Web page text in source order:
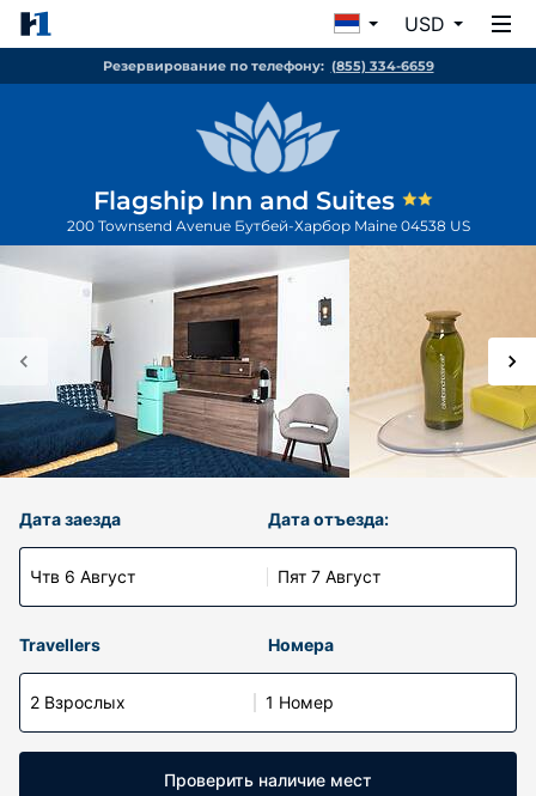
USD
Резервирование по телефону: (855) 334-6659
Flagship Inn and Suites
200 Townsend Avenue Бутбей-Харбор Maine 04538 US
Дата заезда
Чтв 6 Август
Дата отъезда:
Пят 7 Август
Travellers Номера
2 Взрослых 1 Номер
Проверить наличие мест